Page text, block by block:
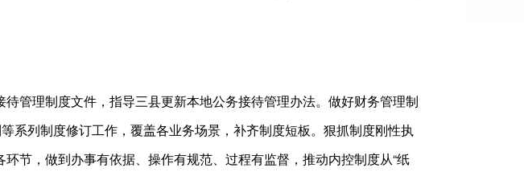
管理制度文件，指导三县更新本地公务接待管理办法。做好财务管理制
系列制度修订工作，覆盖各业务场景，补齐制度短板。狠抓制度刚性执
节，做到办事有依据、操作有规范、过程有监督，推动内控制度从“纸